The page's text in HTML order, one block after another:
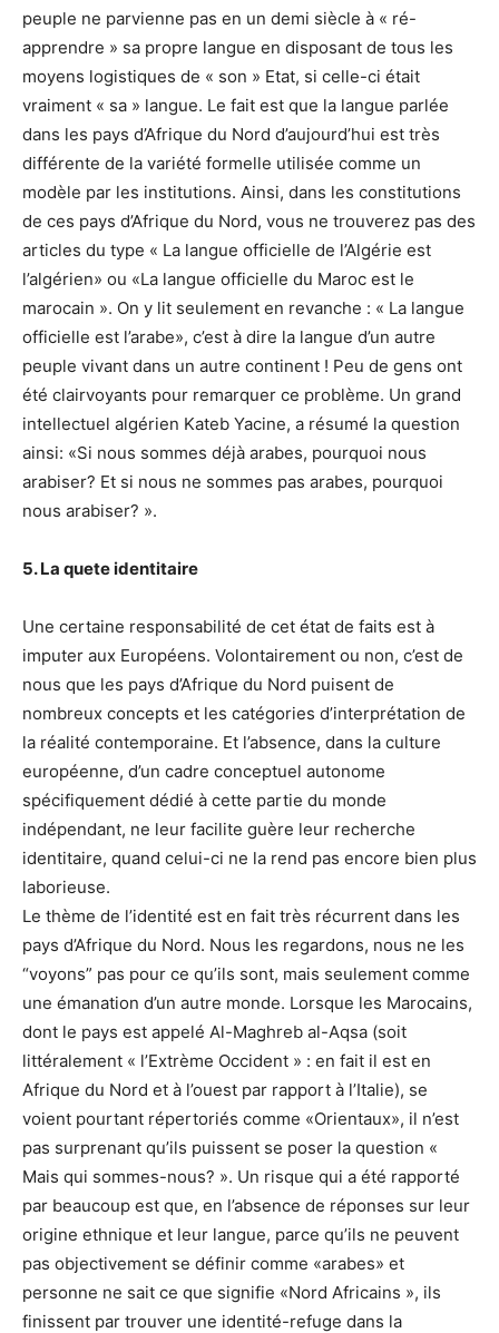
peuple ne parvienne pas en un demi siècle à « ré-
apprendre » sa propre langue en disposant de tous les
moyens logistiques de « son » Etat, si celle-ci était
vraiment « sa » langue. Le fait est que la langue parlée
dans les pays d’Afrique du Nord d’aujourd’hui est très
différente de la variété formelle utilisée comme un
modèle par les institutions. Ainsi, dans les constitutions
de ces pays d’Afrique du Nord, vous ne trouverez pas des
articles du type « La langue officielle de l’Algérie est
l’algérien» ou «La langue officielle du Maroc est le
marocain ». On y lit seulement en revanche : « La langue
officielle est l’arabe», c’est à dire la langue d’un autre
peuple vivant dans un autre continent ! Peu de gens ont
été clairvoyants pour remarquer ce problème. Un grand
intellectuel algérien Kateb Yacine, a résumé la question
ainsi: «Si nous sommes déjà arabes, pourquoi nous
arabiser? Et si nous ne sommes pas arabes, pourquoi
nous arabiser? ».
5. La quete identitaire
Une certaine responsabilité de cet état de faits est à
imputer aux Européens. Volontairement ou non, c’est de
nous que les pays d’Afrique du Nord puisent de
nombreux concepts et les catégories d’interprétation de
la réalité contemporaine. Et l’absence, dans la culture
européenne, d’un cadre conceptuel autonome
spécifiquement dédié à cette partie du monde
indépendant, ne leur facilite guère leur recherche
identitaire, quand celui-ci ne la rend pas encore bien plus
laborieuse.
Le thème de l’identité est en fait très récurrent dans les
pays d’Afrique du Nord. Nous les regardons, nous ne les
“voyons” pas pour ce qu’ils sont, mais seulement comme
une émanation d’un autre monde. Lorsque les Marocains,
dont le pays est appelé Al-Maghreb al-Aqsa (soit
littéralement « l’Extrème Occident » : en fait il est en
Afrique du Nord et à l’ouest par rapport à l’Italie), se
voient pourtant répertoriés comme «Orientaux», il n’est
pas surprenant qu’ils puissent se poser la question «
Mais qui sommes-nous? ». Un risque qui a été rapporté
par beaucoup est que, en l’absence de réponses sur leur
origine ethnique et leur langue, parce qu’ils ne peuvent
pas objectivement se définir comme «arabes» et
personne ne sait ce que signifie «Nord Africains », ils
finissent par trouver une identité-refuge dans la